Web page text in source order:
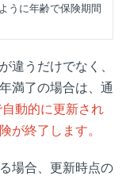
うに年齢で保険期間
違うだけでなく、
満了の場合は、通
動的に更新され
が終了します。
場合、更新時点の